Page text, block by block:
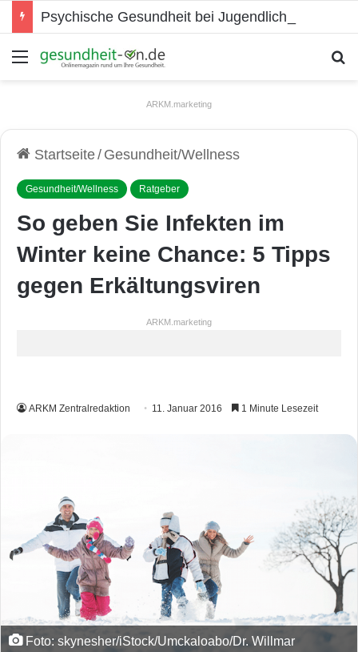
Psychische Gesundheit bei Jugendlichen
Menü
ARKM.marketing
Startseite/ Gesundheit/Wellness
Gesundheit/Wellness Ratgeber
So geben Sie Infekten im
Winter keine Chance: 5 Tipps
gegen Erkältungsviren
ARKM.marketing
ARKM Zentralredaktion 11. Januar 2016 1 Minute Lesezeit
Foto: skynesher/iStock/Umckaloabo/Dr. Willmar